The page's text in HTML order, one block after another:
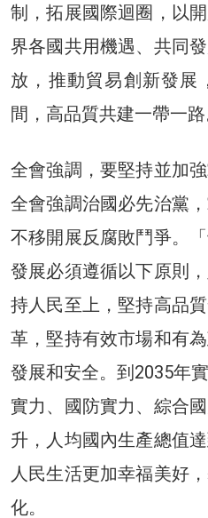
制，拓展國際迴圈，以
界各國共用機遇、共同
放，推動貿易創新發展
間，高品質共建一帶一路
全會強調，要堅持並加
全會強調治國必先治黨
不移開展反腐敗鬥爭。
發展必須遵循以下原則
持人民至上，堅持高品
革，堅持有效市場和有
發展和安全。到2035年
實力、國防實力、綜合
升，人均國內生產總值
人民生活更加幸福美好
化。